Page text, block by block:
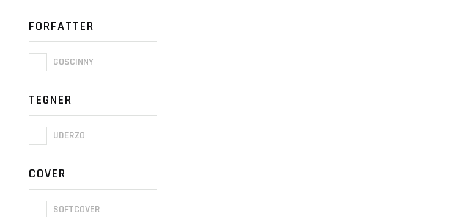
FORFATTER
GOSCINNY
TEGNER
UDERZO
COVER
SOFTCOVER